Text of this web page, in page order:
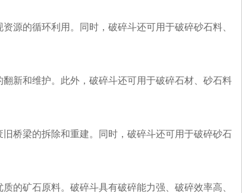
源的循环利用。同时，破碎斗还可用于破碎砂石料、
新和维护。此外，破碎斗还可用于破碎石材、砂石料
桥梁的拆除和重建。同时，破碎斗还可用于破碎砂石
的矿石原料。破碎斗具有破碎能力强、破碎效率高、